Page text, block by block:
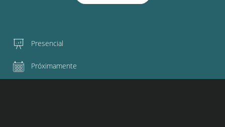
Presencial
Próximamente